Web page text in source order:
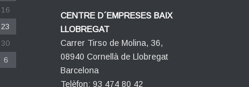
16
23
30
6
CENTRE D´EMPRESES BAIX
LLOBREGAT
Carrer Tirso de Molina, 36,
08940 Cornellà de Llobregat
Barcelona
Telèfon: 93 474 80 42